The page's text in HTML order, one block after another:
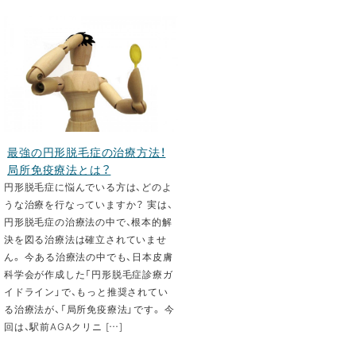
最強の円形脱毛症の治療方法！
局所免疫療法とは？
円形脱毛症に悩んでいる方は、どのよ
うな治療を行なっていますか？ 実は、
円形脱毛症の治療法の中で、根本的解
決を図る治療法は確立されていませ
ん。 今ある治療法の中でも、日本皮膚
科学会が作成した「円形脱毛症診療ガ
イドライン」で、もっと推奨されてい
る治療法が、「局所免疫療法」です。 今
回は、駅前AGAクリニ […]